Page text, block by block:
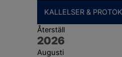
KALLELSER &
Återställ
År:
2026
Augusti